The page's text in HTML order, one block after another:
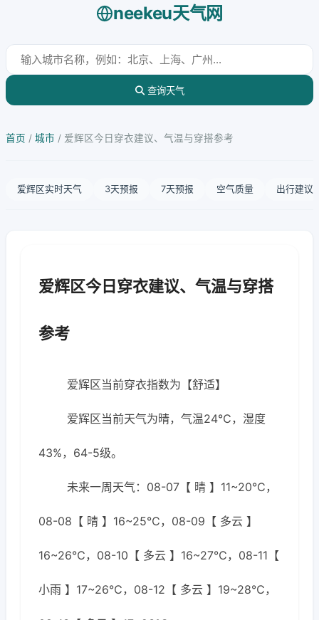
neekeu天气网
查询天气
首页 / 城市 / 爱辉区今日穿衣建议、气温与穿搭参考
爱辉区实时天气 3天预报 7天预报 空气质量 出行建议
爱辉区今日穿衣建议、气温与穿搭
参考
爱辉区当前穿衣指数为【舒适】
爱辉区当前天气为晴，气温24℃，湿度
43%，64-5级。
未来一周天气：08-07【 晴 】11~20℃，
08-08【 晴 】16~25℃，08-09【 多云 】
16~26℃，08-10【 多云 】16~27℃，08-11【
小雨 】17~26℃，08-12【 多云 】19~28℃，